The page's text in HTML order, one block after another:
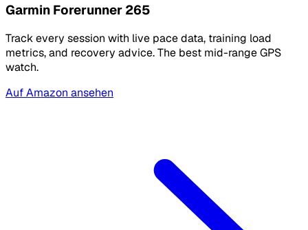
Garmin Forerunner 265
Track every session with live pace data, training load
metrics, and recovery advice. The best mid-range GPS
watch.
Auf Amazon ansehen